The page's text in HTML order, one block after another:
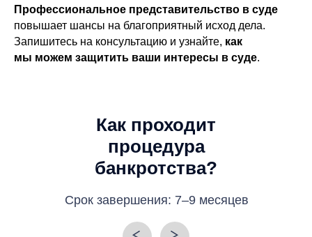
Профессиональное представительство в суде
повышает шансы на благоприятный исход дела.
Запишитесь на консультацию и узнайте, как
мы можем защитить ваши интересы в суде.
Как проходит
процедура
банкротства?
Срок завершения: 7–9 месяцев
Выписка из ЕГРИП, подтверждающая статус ИП или его
отсутствие, — предоставить ее необходимо не позднее
чем за пять дней до даты обращения в судебный орган
Списки кредиторов с указанием Ф.И.О., адреса и суммы
Опись имущества с указанием адреса его нахождения, в
том числе и того, которое является предметом залога
(например, квартира в ипотеке), — приводится по форме
Приложения №2 к приказу Минэкономразвития России от
5 августа 2015 года №530
и на объекты интеллектуальной деятельности
Копии документов о сделках с недвижимостью, ценными